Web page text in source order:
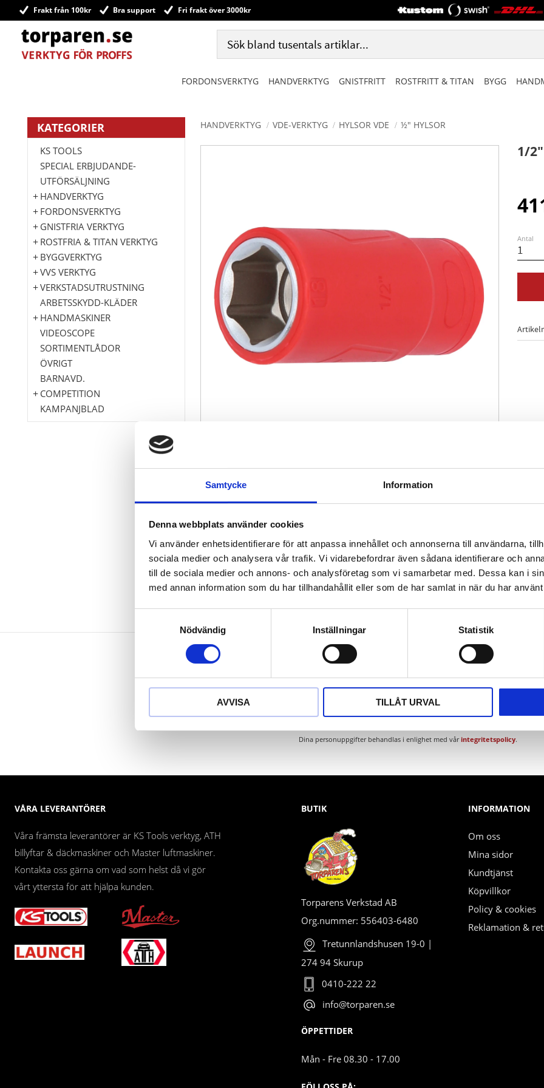
Samtycke Information
Denna webbplats använder cookies
Vi använder enhetsidentifierare för att anpassa innehållet och annonserna till användarna,
sociala medier och analysera vår trafik. Vi vidarebefordrar även sådana identifierare och
till de sociala medier och annons- och analysföretag som vi samarbetar med. Dessa kan i
med annan information som du har tillhandahållit eller som de har samlat in när du har
Nödvändig
Inställningar Statistik
AVVISA TILLÅT URVAL
Frakt från 100kr Bra support Fri frakt över 3000kr
FORDONSVERKTYG HANDVERKTYG GNISTFRITT ROSTFRITT & TITAN BYGG
HANDVERKTYG VDE-VERKTYG HYLSOR VDE ½" HYLSOR
1/2"
Antal
6-kant
FlankTraction-profil
Liknande DIN 7448
Isolering enligt IEC 60900
Krom vanadium
KATEGORIER
KS TOOLS
SPECIAL ERBJUDANDE-
UTFÖRSÄLJNING
HANDVERKTYG
FORDONSVERKTYG
GNISTFRIA VERKTYG
ROSTFRIA & TITAN VERKTYG
BYGGVERKTYG
VVS VERKTYG
VERKSTADSUTRUSTNING
ARBETSSKYDD-KLÄDER
HANDMASKINER
VIDEOSCOPE
SORTIMENTLÅDOR
ÖVRIGT
BARNAVD.
COMPETITION
KAMPANJBLAD
Dina personuppgifter behandlas i enlighet med vårintegritetspolicy.
VÅRA LEVERANTÖRER
Våra främsta leverantörer är KS Tools verktyg, ATH
billyftar & däckmaskiner och Master luftmaskiner.
Kontakta oss gärna om vad som helst då vi gör
vårt yttersta för att hjälpa kunden.
BUTIK
Torparens Verkstad AB
Org.nummer: 556403-6480
Tretunnlandshusen 19-0 |
274 94 Skurup
0410-222 22
info@torparen.se
ÖPPETTIDER
Mån - Fre 08.30 - 17.00
INFORMATION
Om oss
Mina sidor
Kundtjänst
Köpvillkor
Policy & cookies
Reklamation &